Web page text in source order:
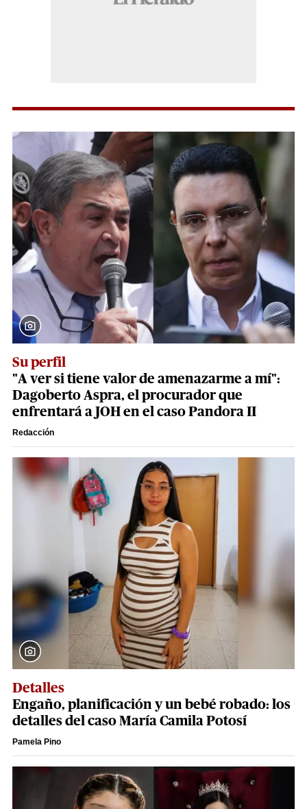
Su perfil
"A ver si tiene valor de amenazarme a mí":
Dagoberto Aspra, el procurador que
enfrentará a JOH en el caso Pandora II
Redacción
Detalles
Engaño, planificación y un bebé robado: los
detalles del caso María Camila Potosí
Pamela Pino